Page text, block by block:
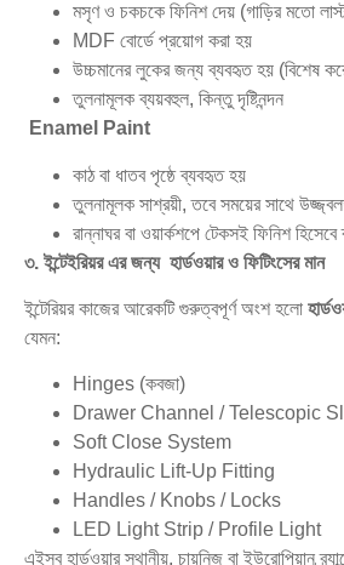
মসৃণ ও চকচকে ফিনিশ দেয় (গাড়ির মতো
MDF বোর্ডে প্রয়োগ করা হয়
উচ্চমানের লুকের জন্য ব্যবহৃত হয় (বিশেষ করে
তুলনামূলক ব্যয়বহুল, কিন্তু দৃষ্টিনন্দন
Enamel Paint
কাঠ বা ধাতব পৃষ্ঠে ব্যবহৃত হয়
তুলনামূলক সাশ্রয়ী, তবে সময়ের সাথে
রান্নাঘর বা ওয়ার্কশপে টেকসই ফিনিশ
৩. ইন্টেইরিয়র এর জন্য হার্ডওয়ার ও ফিটিংসের মান
ইন্টেরিয়র কাজের আরেকটি গুরুত্বপূর্ণ অংশ হলো
যেমন:
Hinges (কবজা)
Drawer Channel / Telescopic
Soft Close System
Hydraulic Lift-Up Fitting
Handles / Knobs / Locks
LED Light Strip / Profile Light
এইসব হার্ডওয়ার স্থানীয়, চায়নিজ বা ইউরোপিয়ান